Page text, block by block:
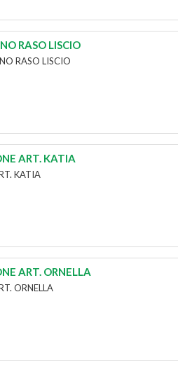
RASO LISCIO
RASO LISCIO
ART. KATIA
KATIA
ART. ORNELLA
ORNELLA